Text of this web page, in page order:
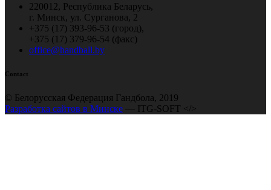
220012, Республика Беларусь,
г. Минск, ул. Сурганова, 2
+375 (17) 393-96-53 (город),
+375 (17) 379-96-54 (факс)
office@handball.by
Contact
© Белорусская Федерация Гандбола, 2019
Разработка сайтов в Минске — ITG-SOFT </>